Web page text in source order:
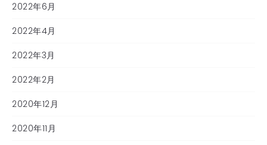
2022年6月
2022年4月
2022年3月
2022年2月
2020年12月
2020年11月